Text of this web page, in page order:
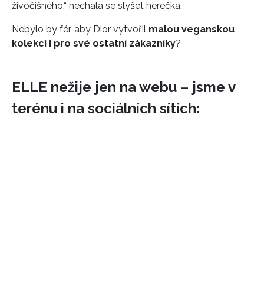
živočišného,“ nechala se slyšet herečka.
Nebylo by fér, aby Dior vytvořil malou veganskou
kolekci i pro své ostatní zákazníky?
ELLE nežije jen na webu – jsme v
terénu i na sociálních sítích: